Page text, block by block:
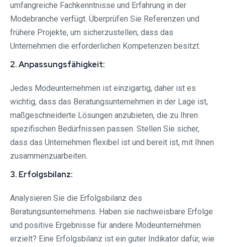
umfangreiche Fachkenntnisse und Erfahrung in der
Modebranche verfügt. Überprüfen Sie Referenzen und
frühere Projekte, um sicherzustellen, dass das
Unternehmen die erforderlichen Kompetenzen besitzt.
2. Anpassungsfähigkeit:
Jedes Modeunternehmen ist einzigartig, daher ist es
wichtig, dass das Beratungsunternehmen in der Lage ist,
maßgeschneiderte Lösungen anzubieten, die zu Ihren
spezifischen Bedürfnissen passen. Stellen Sie sicher,
dass das Unternehmen flexibel ist und bereit ist, mit Ihnen
zusammenzuarbeiten.
3. Erfolgsbilanz:
Analysieren Sie die Erfolgsbilanz des
Beratungsunternehmens. Haben sie nachweisbare Erfolge
und positive Ergebnisse für andere Modeunternehmen
erzielt? Eine Erfolgsbilanz ist ein guter Indikator dafür, wie